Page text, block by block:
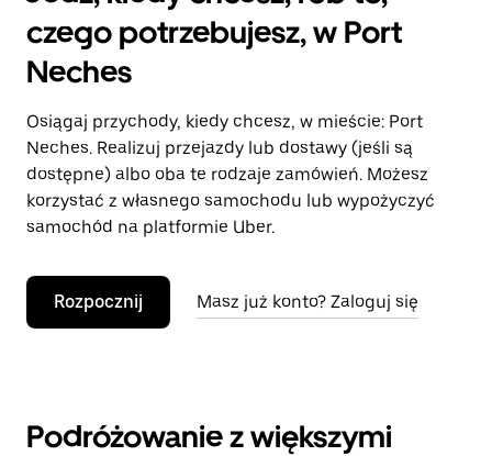
czego potrzebujesz, w Port
Neches
Osiągaj przychody, kiedy chcesz, w mieście: Port
Neches. Realizuj przejazdy lub dostawy (jeśli są
dostępne) albo oba te rodzaje zamówień. Możesz
korzystać z własnego samochodu lub wypożyczyć
samochód na platformie Uber.
Rozpocznij Masz już konto? Zaloguj się
Podróżowanie z większymi